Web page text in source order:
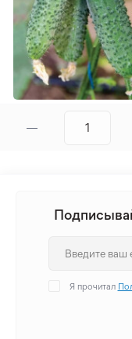
Я прочитал